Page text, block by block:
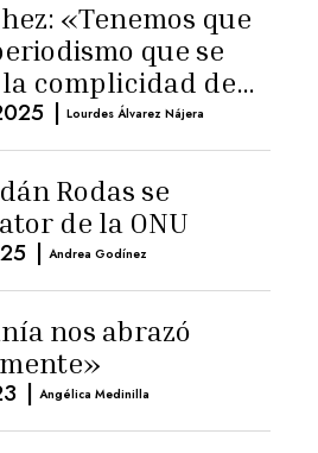
«Tenemos que
que se
complicidad de
| Lourdes Álvarez Nájera
Rodas se
de la ONU
| Andrea Godínez
nos abrazó
| Angélica Medinilla